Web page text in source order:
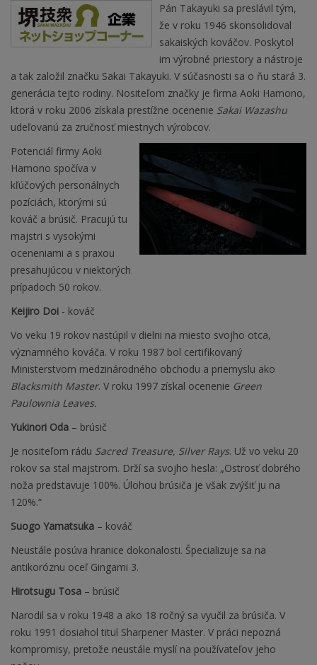
Pán Takayuki sa preslávil tým,
že v roku 1946 skonsolidoval
sakaiských kováčov. Poskytol
im výrobné priestory a nástroje
a tak založil značku Sakai Takayuki. V súčasnosti sa o ňu stará 3.
generácia tejto rodiny. Nositeľom značky je firma Aoki Hamono,
ktorá v roku 2006 získala prestížne ocenenie Sakai Wazashu
udeľovanú za zručnosť miestnych výrobcov.
Potenciál firmy Aoki
Hamono spočíva v
kľúčových personálnych
pozíciách, ktorými sú
kováč a brúsič. Pracujú tu
majstri s vysokými
oceneniami a s praxou
presahujúcou v niektorých
prípadoch 50 rokov.
Keijiro Doi - kováč
Vo veku 19 rokov nastúpil v dielni na miesto svojho otca,
významného kováča. V roku 1987 bol certifikovaný
Ministerstvom medzinárodného obchodu a priemyslu ako
Blacksmith Master. V roku 1997 získal ocenenie Green
Paulownia Leaves.
Yukinori Oda – brúsič
Je nositeľom rádu Sacred Treasure, Silver Rays. Už vo veku 20
rokov sa stal majstrom. Drží sa svojho hesla: „Ostrosť dobrého
noža predstavuje 100%. Úlohou brúsiča je však zvýšiť ju na
120%.“
Suogo Yamatsuka – kováč
Neustále posúva hranice dokonalosti. Špecializuje sa na
antikoróznu oceľ Gingami 3.
Hirotsugu Tosa – brúsič
Narodil sa v roku 1948 a ako 18 ročný sa vyučil za brúsiča. V
roku 1991 dosiahol titul Sharpener Master. V práci nepozná
kompromisy, pretože neustále myslí na používateľov jeho